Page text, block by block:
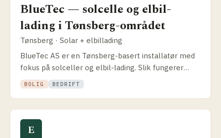
BlueTec — solcelle og elbil­
lading i Tønsberg-området
Tønsberg · Solar + elbillading
BlueTec AS er en Tønsberg-basert installatør med
fokus på solceller og elbil-lading. Slik fungerer
kombinasjonen og hva de leverer for privat, næring
og landbruk.
BOLIG BEDRIFT
E